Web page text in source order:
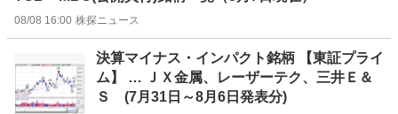
08/08 16:00 株探ニュース
決算マイナス・インパクト銘柄 【東証プライ
ム】 … ＪＸ金属、レーザーテク、三井Ｅ＆
Ｓ (7月31日～8月6日発表分)